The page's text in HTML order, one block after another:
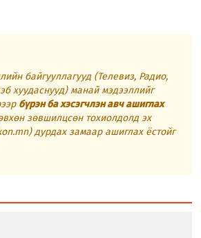
байгууллагууд (Телевиз, Радио,
хуудаснууд) манай мэдээллийг
бүрэн ба хэсэгчлэн авч ашиглах
зөвшилцсөн тохиолдолд эх
дурдах замаар ашиглах ёстойг